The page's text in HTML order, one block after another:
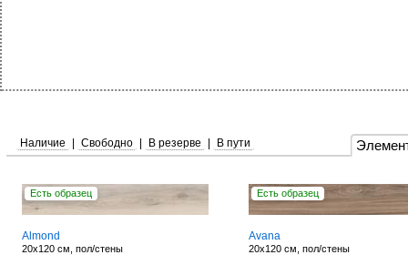
Наличие Свободно В резерве В пути
Есть образец
Almond
20x120 см, пол/стены
Есть образец
Avana
20x120 см, пол/стены